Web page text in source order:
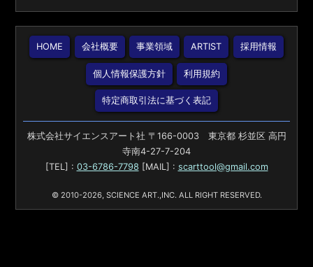
HOME 会社概要 事業領域 ARTIST 採用情報
個人情報保護方針 利用規約
特定商取引法に基づく表記
株式会社サイエンスアート社 〒166-0003 東京都 杉並区 高円
寺南4-27-7-204
[TEL] : 03-6786-7798 [MAIL] : scarttool@gmail.com
© 2010-2026, SCIENCE ART.,INC. ALL RIGHT RESERVED.